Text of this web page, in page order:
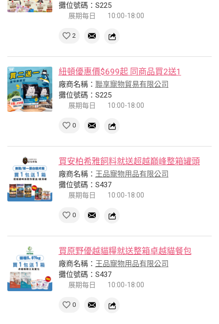
攤位號碼：S225
展期每日 10:00-18:00
2
紐頓優惠價$699起 同商品買2送1
廠商名稱： 聯享寵物貿易有限公司
攤位號碼：S225
展期每日 10:00-18:00
0
買安柏希雅飼料就送超越巔峰整箱罐頭
廠商名稱： 王品寵物用品有限公司
攤位號碼：S437
展期每日 10:00-18:00
0
買原野優越貓糧就送整箱卓越貓餐包
廠商名稱： 王品寵物用品有限公司
攤位號碼：S437
展期每日 10:00-18:00
0